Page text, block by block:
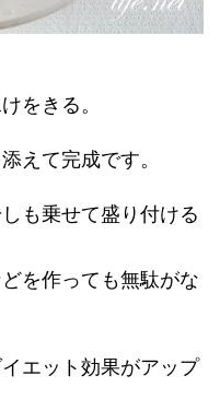
をきる。
えて完成です。
も乗せて盛り付ける
を作っても無駄がな
エット効果がアップ